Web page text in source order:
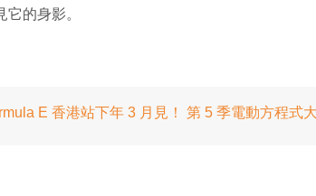
的身影。
E 香港站下年 3 月見！ 第 5 季電動方程式